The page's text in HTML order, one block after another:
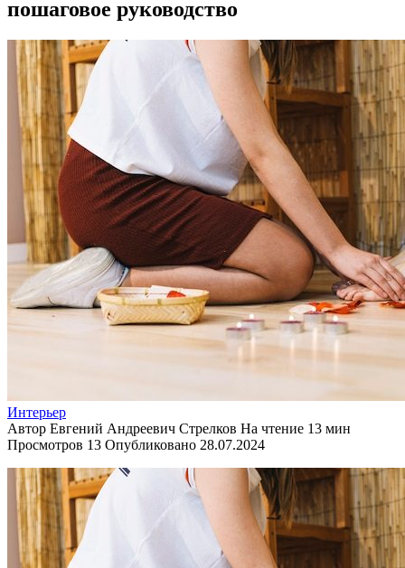
пошаговое руководство
Интерьер
Автор Евгений Андреевич Стрелков На чтение 13 мин
Просмотров 13 Опубликовано 28.07.2024